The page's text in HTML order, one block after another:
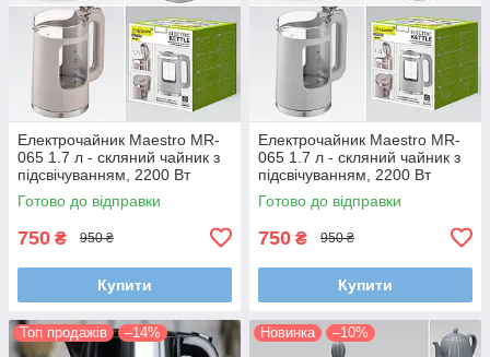
Електрочайник Maestro MR-
065 1.7 л - скляний чайник з
підсвічуванням, 2200 Вт
Готово до відправки
750 ₴ 950 ₴
Купити
Електрочайник Maestro MR-
065 1.7 л - скляний чайник з
підсвічуванням, 2200 Вт
Готово до відправки
750 ₴ 950 ₴
Купити
Топ продажів –14% Новинка –10%